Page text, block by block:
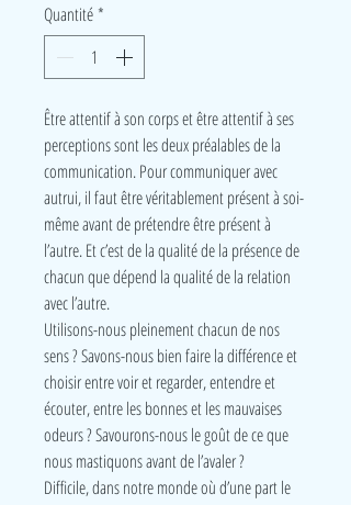
Quantité *
Être attentif à son corps et être attentif à ses
perceptions sont les deux préalables de la
communication. Pour communiquer avec
autrui, il faut être véritablement présent à soi-
même avant de prétendre être présent à
l’autre. Et c’est de la qualité de la présence de
chacun que dépend la qualité de la relation
avec l’autre.
Utilisons-nous pleinement chacun de nos
sens ? Savons-nous bien faire la différence et
choisir entre voir et regarder, entendre et
écouter, entre les bonnes et les mauvaises
odeurs ? Savourons-nous le goût de ce que
nous mastiquons avant de l’avaler ?
Difficile, dans notre monde où d’une part le